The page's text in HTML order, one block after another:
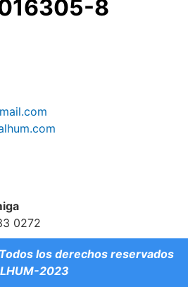
8
0272
los derechos reservados
2023